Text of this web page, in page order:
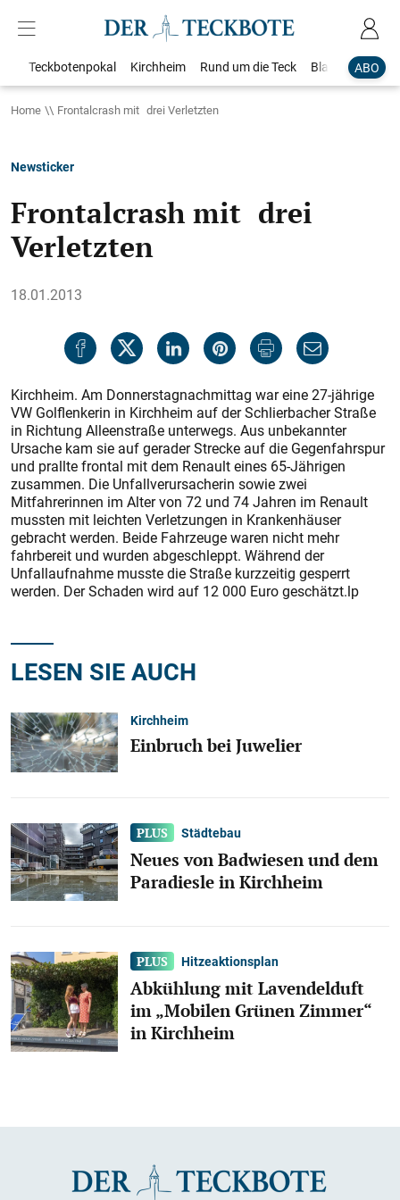
ABO
Teckbotenpokal Kirchheim Rund um die Teck Blaulicht
Home Frontalcrash mit drei Verletzten
Newsticker
Frontalcrash mit drei
Verletzten
18.01.2013
Kirchheim. Am Donnerstagnachmittag war eine 27-jährige
VW Golflenkerin in Kirchheim auf der Schlierbacher Straße
in Richtung Alleenstraße unterwegs. Aus unbekannter
Ursache kam sie auf gerader Strecke auf die Gegenfahrspur
und prallte frontal mit dem Renault eines 65-Jährigen
zusammen. Die Unfallverursacherin sowie zwei
Mitfahrerinnen im Alter von 72 und 74 Jahren im Renault
mussten mit leichten Verletzungen in Krankenhäuser
gebracht werden. Beide Fahrzeuge waren nicht mehr
fahrbereit und wurden abgeschleppt. Während der
Unfallaufnahme musste die Straße kurzzeitig gesperrt
werden. Der Schaden wird auf 12 000 Euro geschätzt.lp
LESEN SIE AUCH
Kirchheim
Einbruch bei Juwelier
Städtebau
Neues von Badwiesen und dem
Paradiesle in Kirchheim
Hitzeaktionsplan
Abkühlung mit Lavendelduft
im „Mobilen Grünen Zimmer“
in Kirchheim